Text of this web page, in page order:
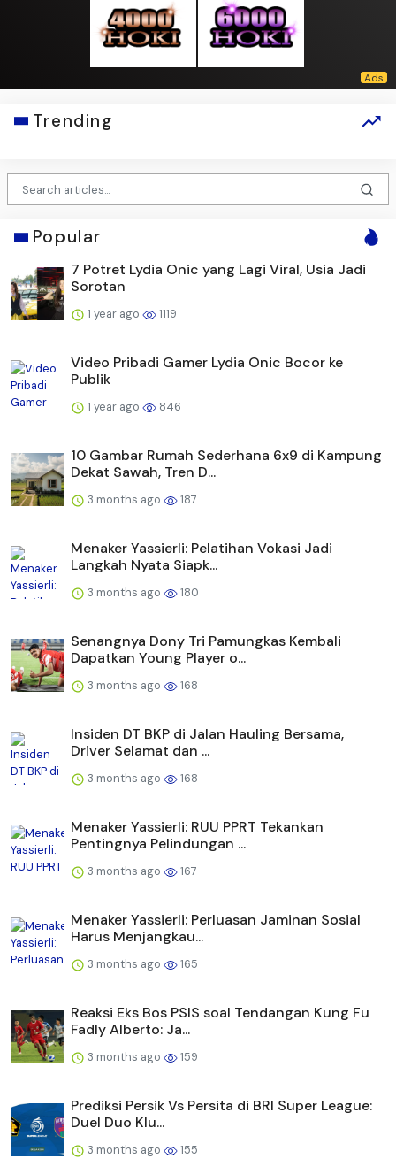
Trending
Popular
7 Potret Lydia Onic yang Lagi Viral, Usia Jadi
Sorotan
1 year ago 1119
Video Pribadi Gamer Lydia Onic Bocor ke
Publik
1 year ago 846
10 Gambar Rumah Sederhana 6x9 di Kampung
Dekat Sawah, Tren D...
3 months ago 187
Menaker Yassierli: Pelatihan Vokasi Jadi
Langkah Nyata Siapk...
3 months ago 180
Senangnya Dony Tri Pamungkas Kembali
Dapatkan Young Player o...
3 months ago 168
Insiden DT BKP di Jalan Hauling Bersama,
Driver Selamat dan ...
3 months ago 168
Menaker Yassierli: RUU PPRT Tekankan
Pentingnya Pelindungan ...
3 months ago 167
Menaker Yassierli: Perluasan Jaminan Sosial
Harus Menjangkau...
3 months ago 165
Reaksi Eks Bos PSIS soal Tendangan Kung Fu
Fadly Alberto: Ja...
3 months ago 159
Prediksi Persik Vs Persita di BRI Super League:
Duel Duo Klu...
3 months ago 155